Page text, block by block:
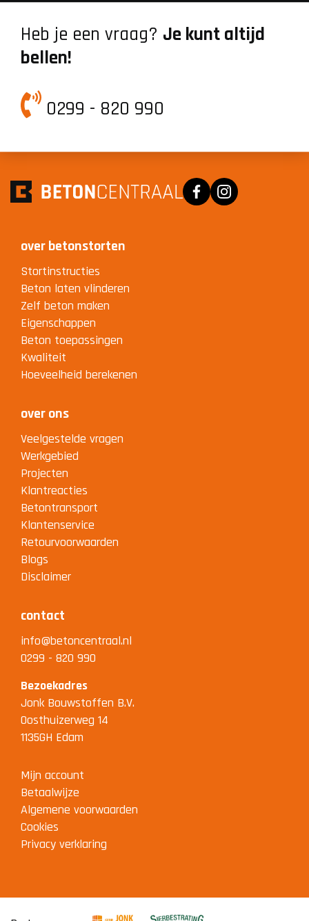
Heb je een vraag? Je kunt altijd
bellen!
0299 - 820 990
FacebookInstagram
over betonstorten
Stortinstructies
Beton laten vlinderen
Zelf beton maken
Eigenschappen
Beton toepassingen
Kwaliteit
Hoeveelheid berekenen
over ons
Veelgestelde vragen
Werkgebied
Projecten
Klantreacties
Betontransport
Klantenservice
Retourvoorwaarden
Blogs
Disclaimer
contact
info@betoncentraal.nl
0299 - 820 990
Bezoekadres
Jonk Bouwstoffen B.V.
Oosthuizerweg 14
1135GH Edam
Mijn account
Betaalwijze
Algemene voorwaarden
Cookies
Privacy verklaring